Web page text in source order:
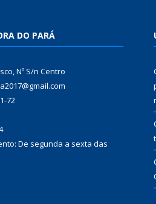
DO PARÁ
Nº S/n Centro
72
De segunda a sexta das